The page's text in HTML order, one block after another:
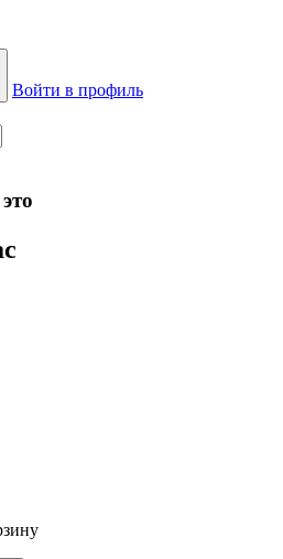
Войти в профиль